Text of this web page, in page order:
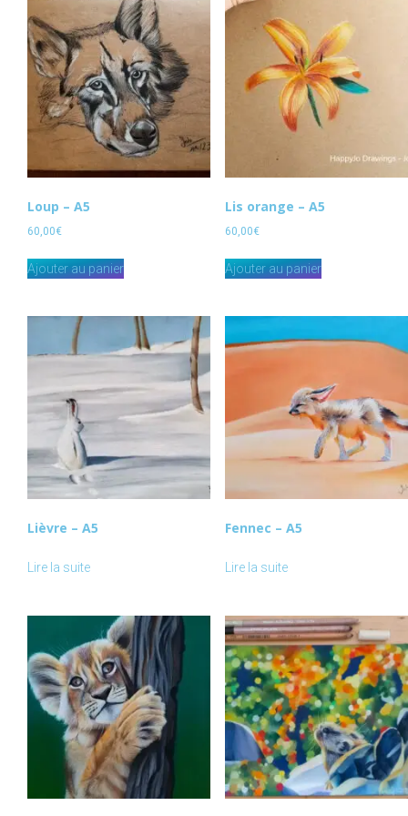
Loup – A5
60,00€
Ajouter au panier
Lis orange – A5
60,00€
Ajouter au panier
Lièvre – A5
Lire la suite
Fennec – A5
Lire la suite